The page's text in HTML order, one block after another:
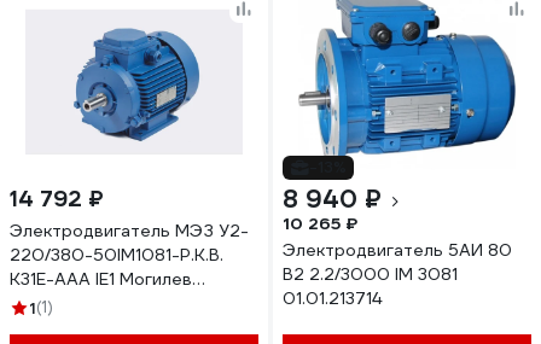
14 792 ₽
Электродвигатель МЭЗ У2-
220/380-50IM1081-Р.К.В.
К31Е-ААА IE1 Могилев
АИР80В4 1,5*1500 1081
1(1)
8 940 ₽
10 265 ₽
Электродвигатель 5АИ 80
В2 2.2/3000 IM 3081
01.01.213714